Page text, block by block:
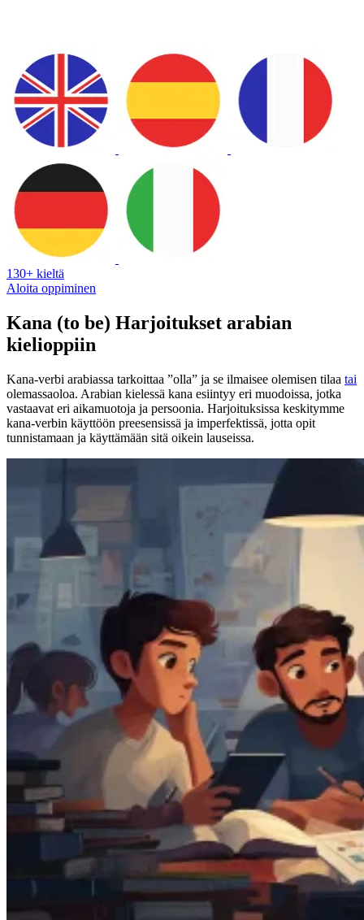
130+ kieltä
Aloita oppiminen
Kana (to be) Harjoitukset arabian
kielioppiin
Kana-verbi arabiassa tarkoittaa ”olla” ja se ilmaisee olemisen tilaa tai
olemassaoloa. Arabian kielessä kana esiintyy eri muodoissa, jotka
vastaavat eri aikamuotoja ja persoonia. Harjoituksissa keskitymme
kana-verbin käyttöön preesensissä ja imperfektissä, jotta opit
tunnistamaan ja käyttämään sitä oikein lauseissa.